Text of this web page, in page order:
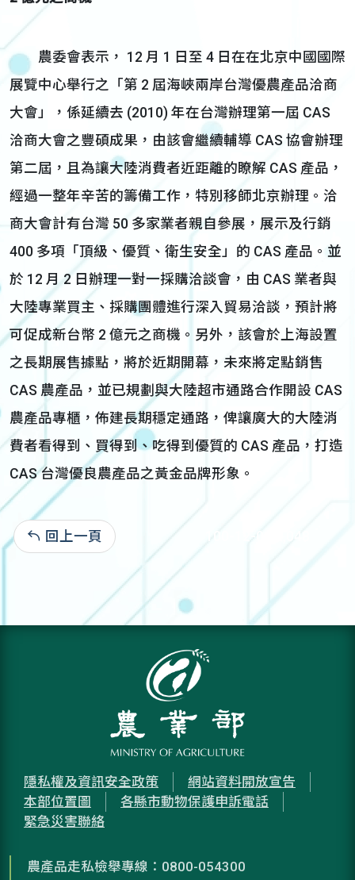
農委會表示， 12 月 1 日至 4 日在在北京中國國際
展覽中心舉行之「第 2 屆海峽兩岸台灣優農產品洽商
大會」，係延續去 (2010) 年在台灣辦理第一屆 CAS
洽商大會之豐碩成果，由該會繼續輔導 CAS 協會辦理
第二屆，且為讓大陸消費者近距離的瞭解 CAS 產品，
經過一整年辛苦的籌備工作，特別移師北京辦理。洽
商大會計有台灣 50 多家業者親自參展，展示及行銷
400 多項「頂級、優質、衛生安全」的 CAS 產品。並
於 12 月 2 日辦理一對一採購洽談會，由 CAS 業者與
大陸專業買主、採購團體進行深入貿易洽談，預計將
可促成新台幣 2 億元之商機。另外，該會於上海設置
之長期展售據點，將於近期開幕，未來將定點銷售
CAS 農產品，並已規劃與大陸超市通路合作開設 CAS
農產品專櫃，佈建長期穩定通路，俾讓廣大的大陸消
費者看得到、買得到、吃得到優質的 CAS 產品，打造
CAS 台灣優良農產品之黃金品牌形象。
回上一頁 100-12-01:2,048
隱私權及資訊安全政策
網站資料開放宣告
本部位置圖
各縣市動物保護申訴電話
緊急災害聯絡
農產品走私檢舉專線：0800-054300